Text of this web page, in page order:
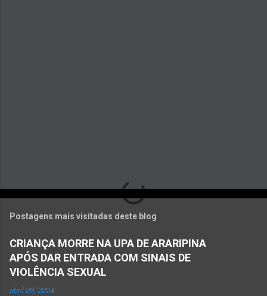
Postagens mais visitadas deste blog
CRIANÇA MORRE NA UPA DE ARARIPINA
APÓS DAR ENTRADA COM SINAIS DE
VIOLÊNCIA SEXUAL
abril 09, 2024